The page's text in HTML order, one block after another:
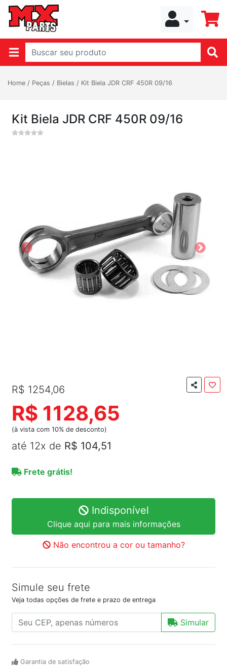
Home / Peças / Bielas / Kit Biela JDR CRF 450R 09/16
Kit Biela JDR CRF 450R 09/16
R$ 1254,06
R$ 1128,65
(à vista com 10% de desconto)
até 12x de R$ 104,51
Frete grátis!
Indisponível
Clique aqui para mais informações
Não encontrou a cor ou tamanho?
Simule seu frete
Veja todas opções de frete e prazo de entrega
Simular
Garantia de satisfação